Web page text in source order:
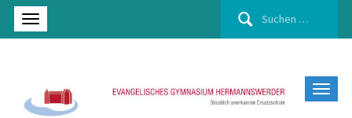
Suchen